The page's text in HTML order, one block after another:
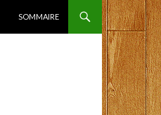
SOMMAIRE